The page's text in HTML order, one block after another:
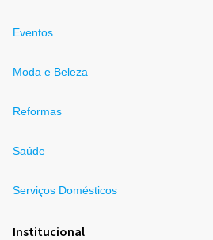
Eventos
Moda e Beleza
Reformas
Saúde
Serviços Domésticos
Institucional